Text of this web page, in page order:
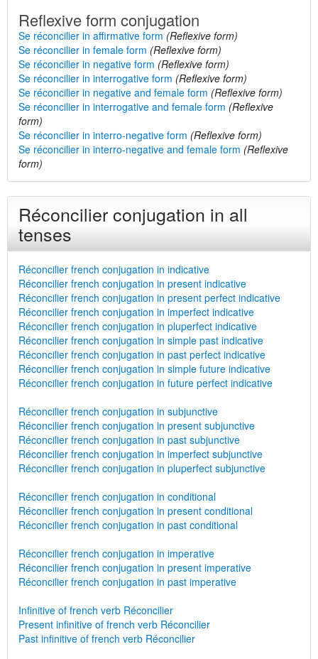
Reflexive form conjugation
Se réconcilier in affirmative form (Reflexive form)
Se réconcilier in female form (Reflexive form)
Se réconcilier in negative form (Reflexive form)
Se réconcilier in interrogative form (Reflexive form)
Se réconcilier in negative and female form (Reflexive form)
Se réconcilier in interrogative and female form (Reflexive
form)
Se réconcilier in interro-negative form (Reflexive form)
Se réconcilier in interro-negative and female form (Reflexive
form)
Réconcilier conjugation in all
tenses
Réconcilier french conjugation in indicative
Réconcilier french conjugation in present indicative
Réconcilier french conjugation in present perfect indicative
Réconcilier french conjugation in imperfect indicative
Réconcilier french conjugation in pluperfect indicative
Réconcilier french conjugation in simple past indicative
Réconcilier french conjugation in past perfect indicative
Réconcilier french conjugation in simple future indicative
Réconcilier french conjugation in future perfect indicative
Réconcilier french conjugation in subjunctive
Réconcilier french conjugation in present subjunctive
Réconcilier french conjugation in past subjunctive
Réconcilier french conjugation in imperfect subjunctive
Réconcilier french conjugation in pluperfect subjunctive
Réconcilier french conjugation in conditional
Réconcilier french conjugation in present conditional
Réconcilier french conjugation in past conditional
Réconcilier french conjugation in imperative
Réconcilier french conjugation in present imperative
Réconcilier french conjugation in past imperative
Infinitive of french verb Réconcilier
Present infinitive of french verb Réconcilier
Past infinitive of french verb Réconcilier